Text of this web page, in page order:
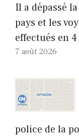
Il a dépassé
pays et les
effectués en 4
7 août 2026
police de la